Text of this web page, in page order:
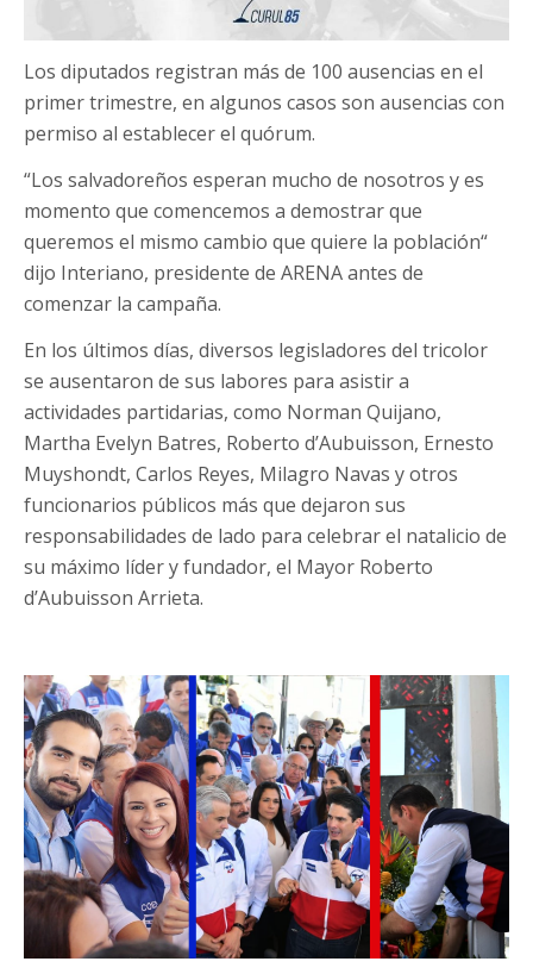
Los diputados registran más de 100 ausencias en el
primer trimestre, en algunos casos son ausencias con
permiso al establecer el quórum.
“Los salvadoreños esperan mucho de nosotros y es
momento que comencemos a demostrar que
queremos el mismo cambio que quiere la población“
dijo Interiano, presidente de ARENA antes de
comenzar la campaña.
En los últimos días, diversos legisladores del tricolor
se ausentaron de sus labores para asistir a
actividades partidarias, como Norman Quijano,
Martha Evelyn Batres, Roberto d’Aubuisson, Ernesto
Muyshondt, Carlos Reyes, Milagro Navas y otros
funcionarios públicos más que dejaron sus
responsabilidades de lado para celebrar el natalicio de
su máximo líder y fundador, el Mayor Roberto
d’Aubuisson Arrieta.